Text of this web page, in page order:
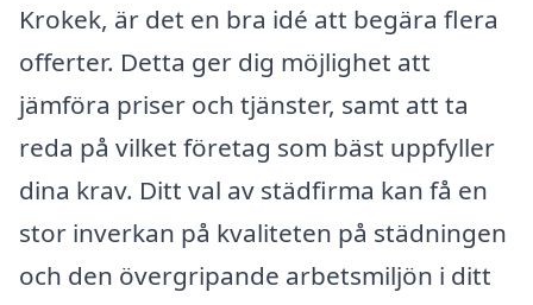
Krokek, är det en bra idé att begära flera
offerter. Detta ger dig möjlighet att
jämföra priser och tjänster, samt att ta
reda på vilket företag som bäst uppfyller
dina krav. Ditt val av städfirma kan få en
stor inverkan på kvaliteten på städningen
och den övergripande arbetsmiljön i ditt